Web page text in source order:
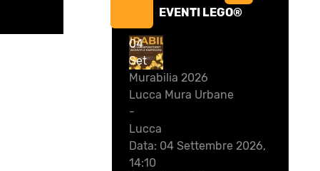
EVENTI LEGO®
04
Set
Murabilia 2026
Lucca Mura Urbane
-
Lucca
Data: 04 Settembre 2026,
14:10